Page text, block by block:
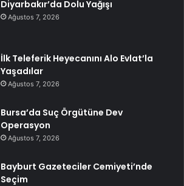
Diyarbakır’da Dolu Yağışı
Ağustos 7, 2026
İlk Teleferik Heyecanını Alo Evlat’la
Yaşadılar
Ağustos 7, 2026
Bursa’da Suç Örgütüne Dev
Operasyon
Ağustos 7, 2026
Bayburt Gazeteciler Cemiyeti’nde
Seçim